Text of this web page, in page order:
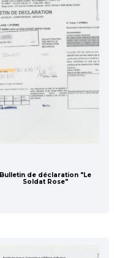
Bulletin de déclaration "Le
Soldat Rose"